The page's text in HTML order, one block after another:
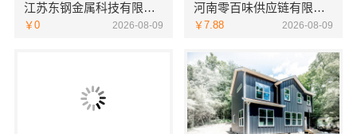
江苏东钢金属科技有限公司全屋不锈钢定制生产基地兴化
￥0 2026-08-09
河南零百味供应链有限公司零百味低成本零食硬折扣适配全场景
￥7.88 2026-08-09